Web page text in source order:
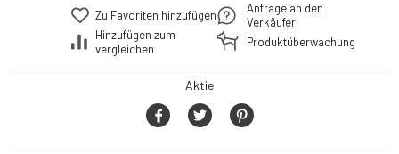
Zu Favoriten hinzufügen
Hinzufügen zum
vergleichen
Anfrage an den
Verkäufer
Produktüberwachung
Aktie